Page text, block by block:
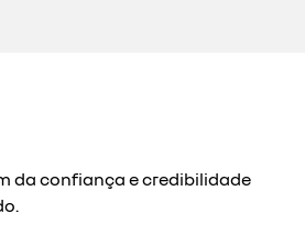
da confiança e credibilidade